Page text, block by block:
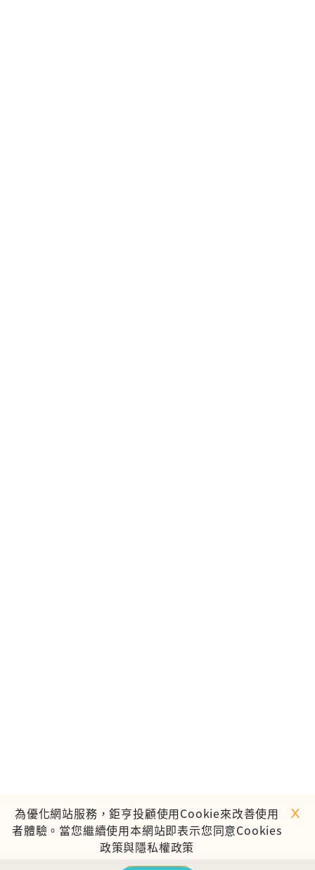
為優化網站服務，鉅亨投顧使用Cookie來改善使用
者體驗。當您繼續使用本網站即表示您同意Cookies
政策與隱私權政策
ｘ